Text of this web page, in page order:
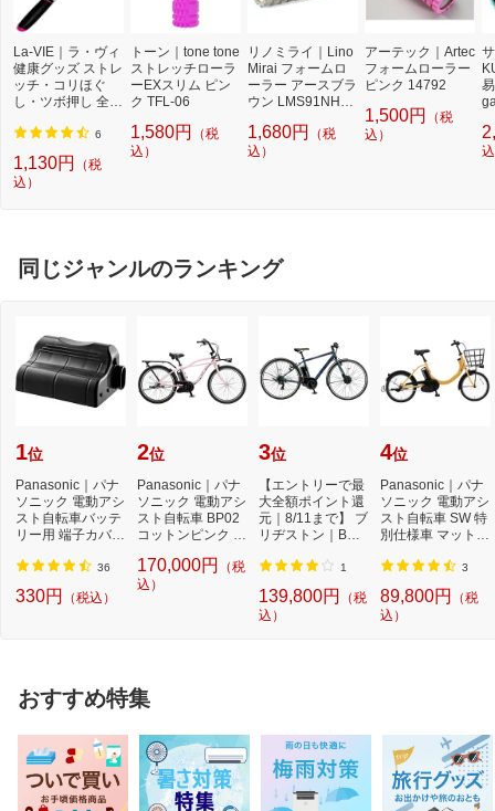
La-VIE｜ラ・ヴィ
健康グッズ ストレ
ッチ・コリほぐ
し・ツボ押し 全身
ルライ子(幅41×直
ピンク) 3B-4743
6
1,130円
（税
込）
トーン｜tone tone
ストレッチローラ
ーEXスリム ピン
ク TFL-06
1,580円
（税
込）
リノミライ｜Lino
Mirai フォームロ
ーラー アースブラ
ウン LMS91NH01
1,680円
（税
込）
アーテック｜Artec
フォームローラー
ピンク 14792
1,500円
（税
込）
同じジャンルのランキング
1位
Panasonic｜パナ
ソニック 電動アシ
スト自転車バッテ
リー用 端子カバー
36
330円 （税込）
2位
Panasonic｜パナ
ソニック 電動アシ
スト自転車 BP02
コットンピンク B
ン...
170,000円
（税
込）
3位
【エントリーで最
大全額ポイント還
元｜8/11まで】 ブ
リヂストン｜BRI
ア...
1
139,800円
（税
込）
4位
Panasonic｜パナ
ソニック 電動アシ
スト自転車 SW 特
別仕様車 マットハ
3
89,800円
（税
込）
おすすめ特集